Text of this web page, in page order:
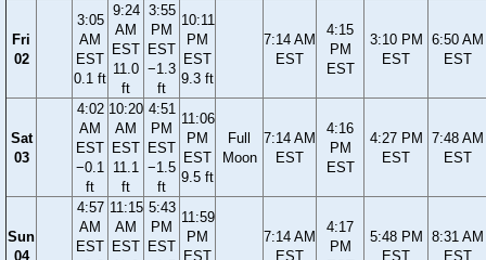
Fri
02
3:05
AM
EST
0.1 ft
9:24
AM
EST
11.0
ft
3:55
PM
EST
−1.3
ft
10:11
PM
EST
9.3 ft
7:14 AM
EST
4:15
PM
EST
3:10 PM
EST
6:50 AM
EST
Sat
03
4:02
AM
EST
−0.1
ft
10:20
AM
EST
11.1
ft
4:51
PM
EST
−1.5
ft
11:06
PM
EST
9.5 ft
Full
Moon
7:14 AM
EST
4:16
PM
EST
4:27 PM
EST
7:48 AM
EST
Sun
04
4:57
AM
EST
11:15
AM
EST
5:43
PM
EST
11:59
PM
EST
7:14 AM
EST
4:17
PM
5:48 PM
EST
8:31 AM
EST